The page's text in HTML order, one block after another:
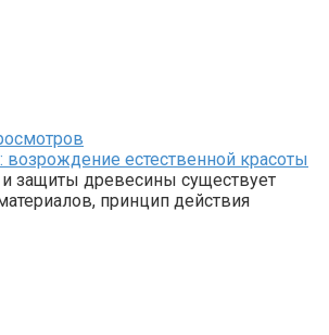
возрождение естественной красоты
защиты древесины существует
принцип действия